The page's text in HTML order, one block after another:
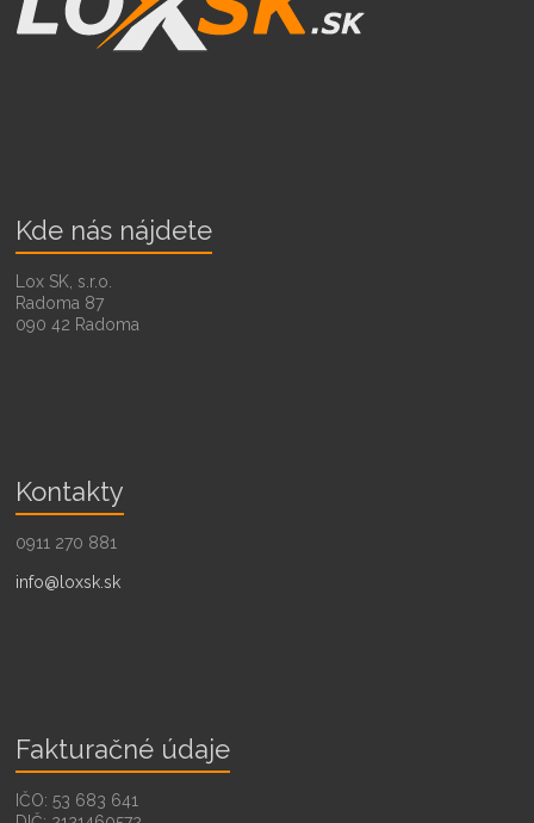
Kde nás nájdete
Lox SK, s.r.o.
Radoma 87
090 42 Radoma
Kontakty
0911 270 881
info@loxsk.sk
Fakturačné údaje
IČO: 53 683 641